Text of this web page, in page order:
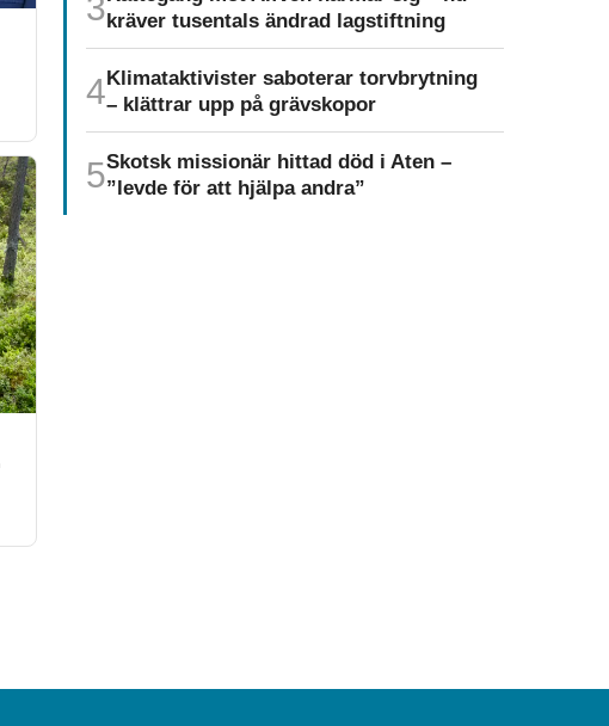
kräver tusentals ändrad lagstiftning
Klimat­aktivister saboterar torv­brytning
– klättrar upp på gräv­skopor
Skotsk missionär hittad död i Aten –
”levde för att hjälpa andra”